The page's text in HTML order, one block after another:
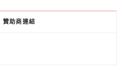
贊助商連結